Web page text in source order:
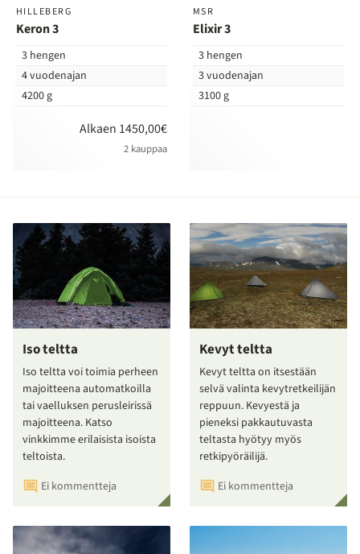
HILLEBERG
Keron 3
3 hengen
4 vuodenajan
4200 g
Alkaen 1450,00€
2 kauppaa
MSR
Elixir 3
3 hengen
3 vuodenajan
3100 g
Iso teltta
Iso teltta voi toimia perheen
majoitteena automatkoilla
tai vaelluksen perusleirissä
majoitteena. Katso
vinkkimme erilaisista isoista
teltoista.
Ei kommentteja
Kevyt teltta
Kevyt teltta on itsestään
selvä valinta kevytretkeilijän
reppuun. Kevyestä ja
pieneksi pakkautuvasta
teltasta hyötyy myös
retkipyöräilijä.
Ei kommentteja